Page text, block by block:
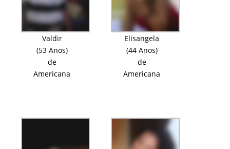
Valdir
(53 Anos)
de
Americana
Elisangela
(44 Anos)
de
Americana